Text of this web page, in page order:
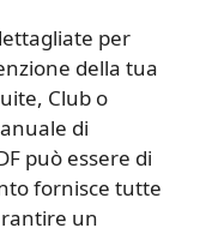
per
della tua
Club o
di
può essere di
fornisce tutte
un